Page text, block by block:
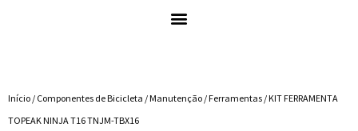
Início / Componentes de Bicicleta / Manutenção / Ferramentas / KIT FERRAMENTA
TOPEAK NINJA T16 TNJM-TBX16